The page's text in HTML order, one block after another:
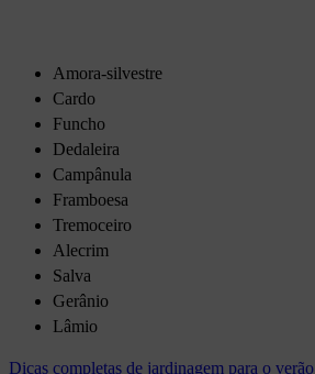
Amora-silvestre
Cardo
Funcho
Dedaleira
Campânula
Framboesa
Tremoceiro
Alecrim
Salva
Gerânio
Lâmio
Dicas completas de jardinagem para o verão